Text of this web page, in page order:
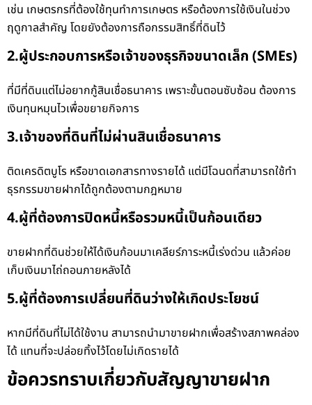
เช่น เกษตรกรที่ต้องใช้ทุนทำการเกษตร หรือต้องการใช้เงินในช่วง
ฤดูกาลสำคัญ โดยยังต้องการถือกรรมสิทธิ์ที่ดินไว้
2.ผู้ประกอบการหรือเจ้าของธุรกิจขนาดเล็ก (SMEs)
ที่มีที่ดินแต่ไม่อยากกู้สินเชื่อธนาคาร เพราะขั้นตอนซับซ้อน ต้องการ
เงินทุนหมุนไวเพื่อขยายกิจการ
3.เจ้าของที่ดินที่ไม่ผ่านสินเชื่อธนาคาร
ติดเครดิตบูโร หรือขาดเอกสารทางรายได้ แต่มีโฉนดที่สามารถใช้ทำ
ธุรกรรมขายฝากได้ถูกต้องตามกฎหมาย
4.ผู้ที่ต้องการปิดหนี้หรือรวมหนี้เป็นก้อนเดียว
ขายฝากที่ดินช่วยให้ได้เงินก้อนมาเคลียร์ภาระหนี้เร่งด่วน แล้วค่อย
เก็บเงินมาไถ่ถอนภายหลังได้
5.ผู้ที่ต้องการเปลี่ยนที่ดินว่างให้เกิดประโยชน์
หากมีที่ดินที่ไม่ได้ใช้งาน สามารถนำมาขายฝากเพื่อสร้างสภาพคล่อง
ได้ แทนที่จะปล่อยทิ้งไว้โดยไม่เกิดรายได้
ข้อควรทราบเกี่ยวกับสัญญาขายฝาก